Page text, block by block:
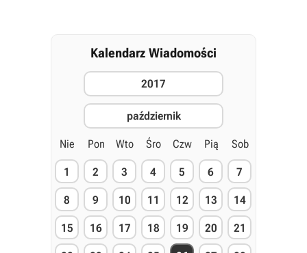
Kalendarz Wiadomości
2017
październik
Nie Pon Wto Śro Czw Pią Sob
1 2 3 4 5 6 7
8 9 10 11 12 13 14
15 16 17 18 19 20 21